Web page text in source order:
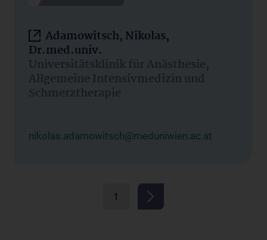
Adamowitsch, Nikolas,
Dr.med.univ.
Universitätsklinik für Anästhesie,
Allgemeine Intensivmedizin und
Schmerztherapie
nikolas.adamowitsch@meduniwien.ac.at
1